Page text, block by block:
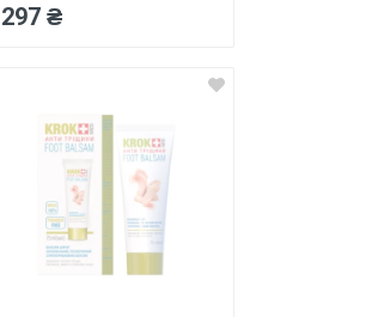
297 ₴